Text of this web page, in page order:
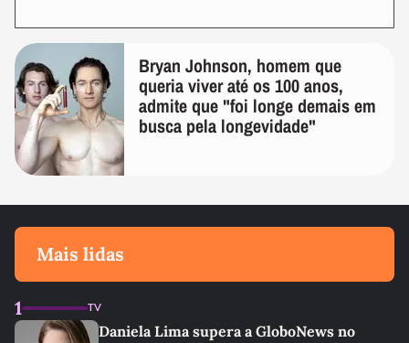
Bryan Johnson, homem que
queria viver até os 100 anos,
admite que "foi longe demais em
busca pela longevidade"
Mais lidas
1 TV
Daniela Lima supera a GloboNews no